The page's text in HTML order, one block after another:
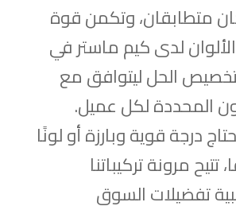
متطابقان، وتكمن قوة
لدى كيم ماستر في
الحل ليتوافق مع
المحددة لكل عميل.
درجة قوية وبارزة أو لونًا
تتيح مرونة تركيباتنا
تفضيلات السوق